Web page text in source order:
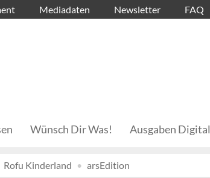
Mediadaten Newsletter FAQ
Wünsch Dir Was! Ausgaben Digital
Rofu Kinderland arsEdition